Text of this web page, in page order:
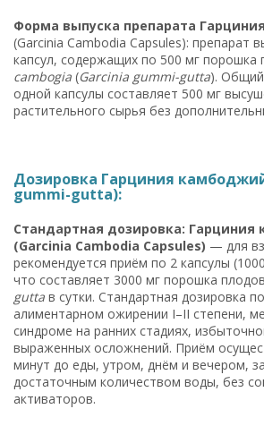
Форма выпуска препарата
(Garcinia Cambodia Capsules): препарат
капсул, содержащих по 500 мг порошка
cambogia (Garcinia gummi-gutta).
одной капсулы составляет 500 мг
растительного сырья без
Дозировка Гарциния
gummi-gutta):
Стандартная дозировка: Гарциния
(Garcinia Cambodia Capsules) — для
рекомендуется приём по 2 капсулы
что составляет 3000 мг порошка плодов
gutta в сутки. Стандартная дозировка
алиментарном ожирении I–II степени,
синдроме на ранних стадиях,
выраженных осложнений. Приём
минут до еды, утром, днём и вечером,
достаточным количеством воды, без
активаторов.